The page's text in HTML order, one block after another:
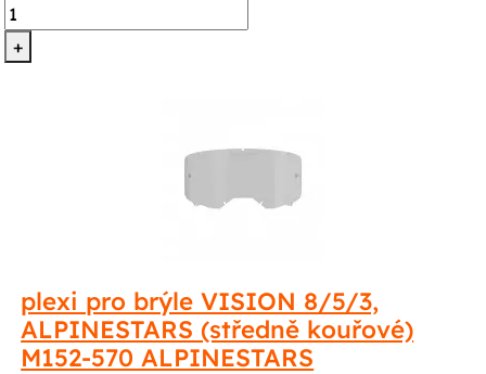
+
plexi pro brýle VISION 8/5/3,
ALPINESTARS (středně kouřové)
M152-570 ALPINESTARS